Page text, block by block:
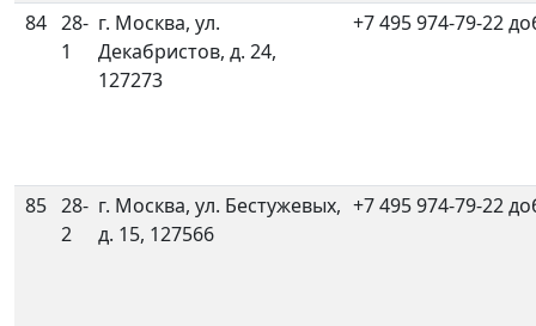
84 28-
1
г. Москва, ул.
Декабристов, д. 24,
127273
+7 495 974-79-22
85 28-
2
г. Москва, ул. Бестужевых,
д. 15, 127566
+7 495 974-79-22